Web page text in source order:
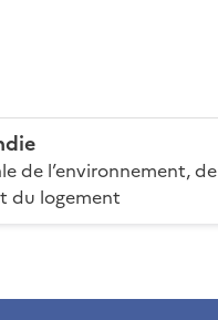
de l’environnement, de
du logement